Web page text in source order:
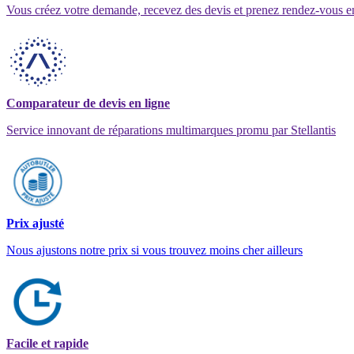
Vous créez votre demande, recevez des devis et prenez rendez-vous
Comparateur de devis en ligne
Service innovant de réparations multimarques promu par Stellantis
Prix ajusté
Nous ajustons notre prix si vous trouvez moins cher ailleurs
Facile et rapide